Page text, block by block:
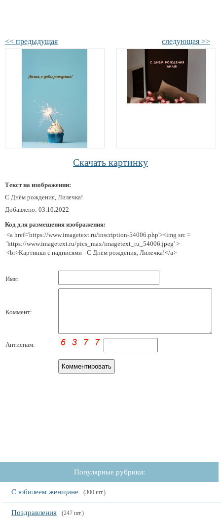
<< предыдущая следующая >>
Скачать картинку
Текст на изображении:
С Днём рождения, Лилечка!
Добавлено: 03.10.2022
Код для размещения изображения:
<a href='https://www.imagetext.ru/inscription-54006.php'><img src =
'https://www.imagetext.ru/pics_max/imagetext_ru_54006.jpeg' >
<br>Картинки с надписями - С Днём рождения, Лилечка!</a>
Имя:
Коммент:
Антиспам:
Популярные рубрики:
С юбилеем женщине (300 шт.)
Поздравления (247 шт.)